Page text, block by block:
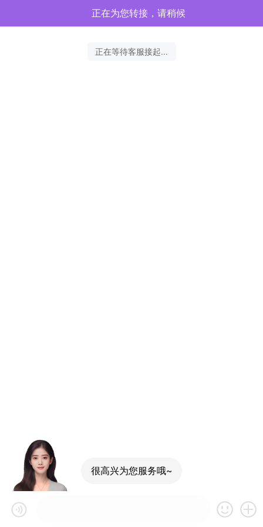
正在为您转接，请稍候
正在等待客服接起...
很高兴为您服务哦~